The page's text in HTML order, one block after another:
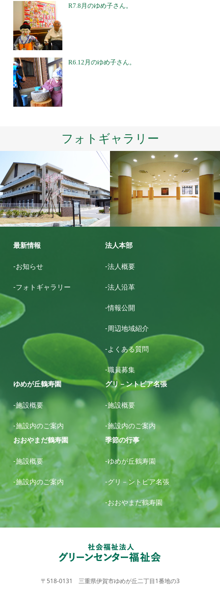
R7.8月のゆめ子さん。
R6.12月のゆめ子さん。
フォトギャラリー
ゆめが丘鶴寿園 グリ－ントピア名張
最新情報
-お知らせ
-フォトギャラリー
法人本部
-法人概要
-法人沿革
-情報公開
-周辺地域紹介
-よくある質問
-職員募集
ゆめが丘鶴寿園
-施設概要
-施設内のご案内
グリ－ントピア名張
-施設概要
-施設内のご案内
おおやまだ鶴寿園
-施設概要
-施設内のご案内
季節の行事
-ゆめが丘鶴寿園
-グリ－ントピア名張
-おおやまだ鶴寿園
〒518-0131 三重県伊賀市ゆめが丘二丁目1番地の3